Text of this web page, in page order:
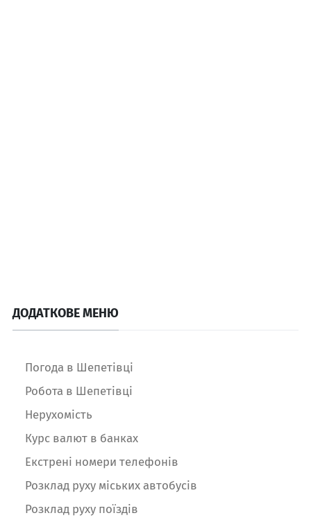
ДОДАТКОВЕ МЕНЮ
Погода в Шепетівці
Робота в Шепетівці
Нерухомість
Курс валют в банках
Екстрені номери телефонів
Розклад руху міських автобусів
Розклад руху поїздів